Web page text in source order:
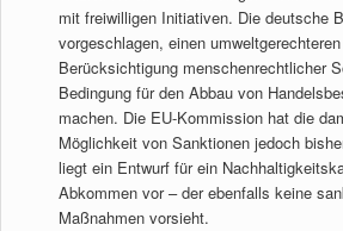
mit freiwilligen Initiativen. Die deutsche
vorgeschlagen, einen
Berücksichtigung menschenrechtlicher
Bedingung für den Abbau von
machen. Die EU-Kommission hat die
Möglichkeit von Sanktionen jedoch
liegt ein Entwurf für ein
Abkommen vor – der ebenfalls keine
Maßnahmen vorsieht.